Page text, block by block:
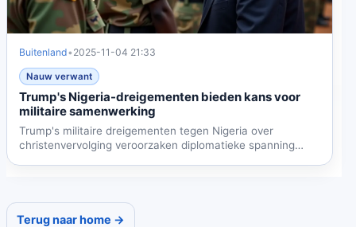
Buitenland• 2025-11-04 21:33
Nauw verwant
Trump's Nigeria-dreigementen bieden kans voor
militaire samenwerking
Trump's militaire dreigementen tegen Nigeria over
christenvervolging veroorzaken diplomatieke spanning
Terug naar home →